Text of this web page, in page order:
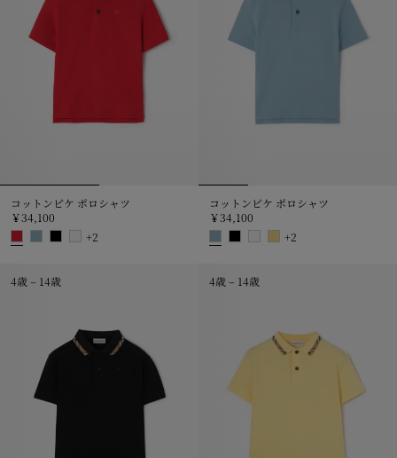
コットンピケ ポロシャツ
￥34,100
+2
コットンピケ ポロシャツ
￥34,100
+2
4歳 – 14歳 4歳 – 14歳